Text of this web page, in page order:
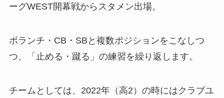
ーグWEST開幕戦からスタメン出場。
ボランチ・CB・SBと複数ポジションをこなしつ
つ、「止める・蹴る」の練習を繰り返します。
チームとしては、2022年（高2）の時にはクラブユ